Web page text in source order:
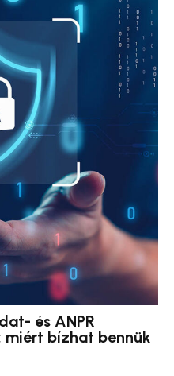
és ANPR
miért bízhat bennük